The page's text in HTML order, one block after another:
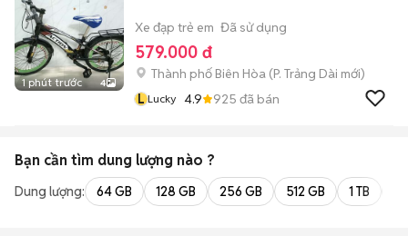
1 phút trước 4
Xe đạp trẻ em Đã sử dụng
579.000 đ
Thành phố Biên Hòa (P. Trảng Dài mới)
L Lucky 4.9 925 đã bán
Bạn cần tìm dung lượng nào ?
Dung lượng: 64 GB 128 GB 256 GB 512 GB 1 TB